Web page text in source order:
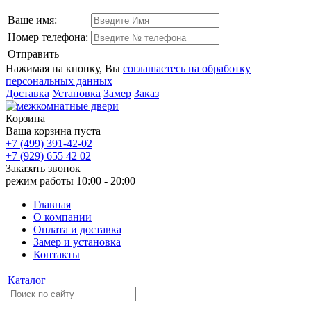
Ваше имя:
Номер телефона:
Отправить
Нажимая на кнопку, Вы соглашаетесь на обработку
персональных данных
Доставка Установка Замер Заказ
Корзина
Ваша корзина пуста
+7 (499) 391-42-02
+7 (929) 655 42 02
Заказать звонок
режим работы 10:00 - 20:00
Главная
О компании
Оплата и доставка
Замер и установка
Контакты
Каталог